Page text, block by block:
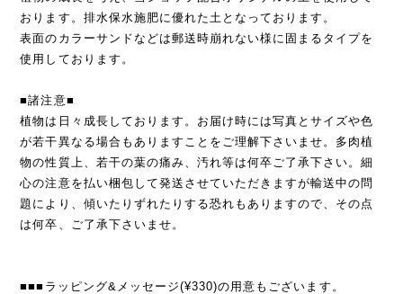
おります。排水保水施肥に優れた土となっております。
表面のカラーサンドなどは郵送時崩れない様に固まるタイプを
使用しております。
■諸注意■
植物は日々成長しております。お届け時には写真とサイズや色
が若干異なる場合もありますことをご理解下さいませ。多肉植
物の性質上、若干の葉の痛み、汚れ等は何卒ご了承下さい。細
心の注意を払い梱包して発送させていただきますが輸送中の問
題により、傾いたりずれたりする恐れもありますので、その点
は何卒、ご了承下さいませ。
■■■ラッピング&メッセージ(¥330)の用意もございます。